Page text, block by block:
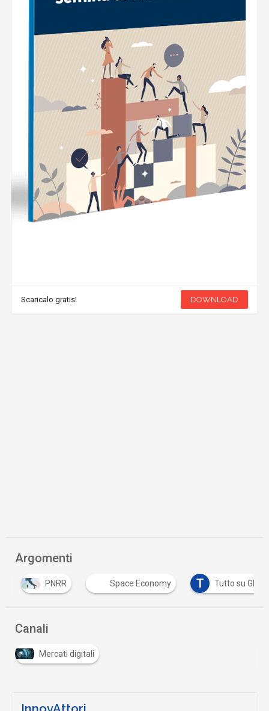
Scaricalo gratis! DOWNLOAD
Argomenti
PNRR Space Economy T Tutto su GDPR
Canali
Mercati digitali